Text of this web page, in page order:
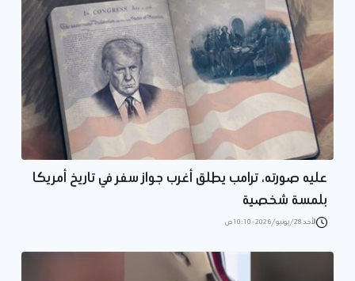
عليه صورته، ترامب يطلق أغرب جواز سفر في تاريخ أمريكا
بلمسة شخصية
الأحد 28/يونيو/2026 - 10:10 ص